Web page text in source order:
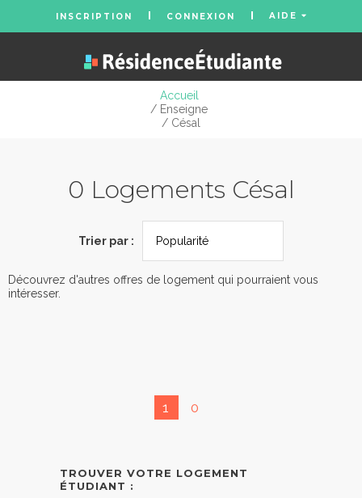
INSCRIPTION CONNEXION AIDE
Accueil
/ Enseigne
/ Césal
0 Logements Césal
Trier par :
Découvrez d'autres offres de logement qui pourraient vous
intéresser.
1 0
TROUVER VOTRE LOGEMENT
ÉTUDIANT :